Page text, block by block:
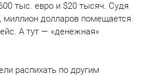
тыс. евро и $20 тысяч. Судя
миллион долларов помещается
А тут — «денежная»
распихать по другим